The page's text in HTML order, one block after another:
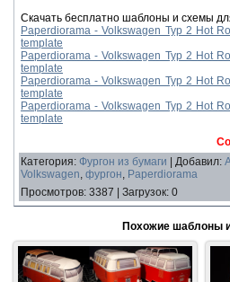
Скачать бесплатно шаблоны и схемы
Paperdiorama - Volkswagen Typ 2 Hot
template
Paperdiorama - Volkswagen Typ 2 Hot
template
Paperdiorama - Volkswagen Typ 2 Hot
template
Paperdiorama - Volkswagen Typ 2 Hot
template
Категория: Фургон из бумаги Добавил:
Volkswagen, фургон, Paperdiorama
Просмотров: 3387 Загрузок: 0
Похожие шаблоны